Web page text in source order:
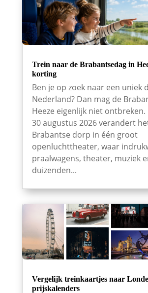
Trein naar de Brabantsedag in
korting
Ben je op zoek naar een uniek
Nederland? Dan mag de
Heeze eigenlijk niet ontbreken.
30 augustus 2026 verandert
Brabantse dorp in één groot
openluchttheater, waar
praalwagens, theater, muziek
duizenden...
Vergelijk treinkaartjes naar
prijskalenders